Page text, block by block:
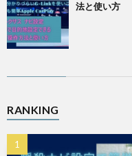
法と使い方
RANKING